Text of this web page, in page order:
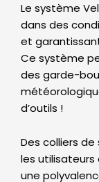
Le système
dans des
et
Ce système
des garde-
d’outils !
Des colliers
les
une